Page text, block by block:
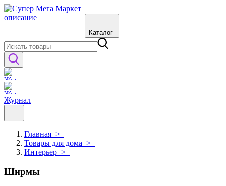
Каталог
Журнал
Главная >
Товары для дома >
Интерьер >
Ширмы